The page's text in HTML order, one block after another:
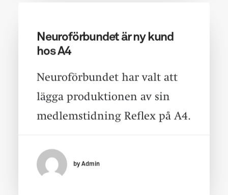
Neuroförbundet är ny kund
hos A4
Neuroförbundet har valt att
lägga produktionen av sin
medlemstidning Reflex på A4.
by Admin